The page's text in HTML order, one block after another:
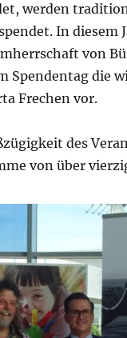
werden
In diesem
von
Spendentag die
Frechen vor.
des
von über